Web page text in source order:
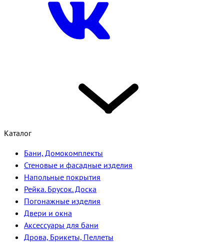
Каталог
Бани, Домокомплекты
Стеновые и фасадные изделия
Напольные покрытия
Рейка. Брусок. Доска
Погонажные изделия
Двери и окна
Аксессуары для бани
Дрова, Брикеты, Пеллеты